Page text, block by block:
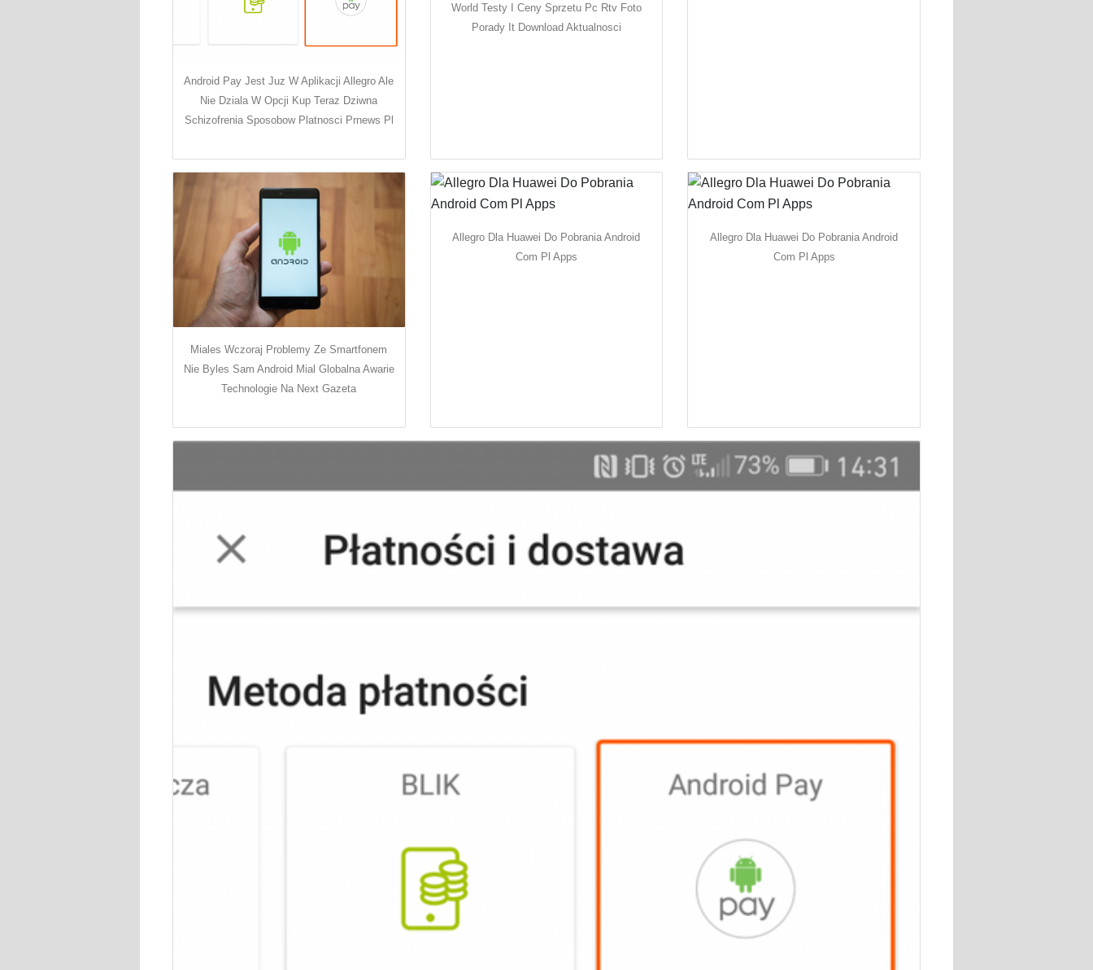
Android Pay Jest Juz W Aplikacji Allegro Ale
Nie Dziala W Opcji Kup Teraz Dziwna
Schizofrenia Sposobow Platnosci Prnews Pl
World Testy I Ceny Sprzetu Pc Rtv Foto
Porady It Download Aktualnosci
Miales Wczoraj Problemy Ze Smartfonem
Nie Byles Sam Android Mial Globalna Awarie
Technologie Na Next Gazeta
Allegro Dla Huawei Do Pobrania Android
Com Pl Apps
Allegro Dla Huawei Do Pobrania Android
Com Pl Apps